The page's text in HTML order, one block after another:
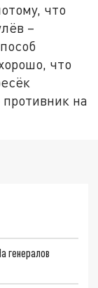
что
–
что
на
генералов